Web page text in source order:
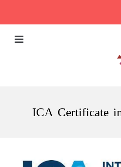
ICA Certificate